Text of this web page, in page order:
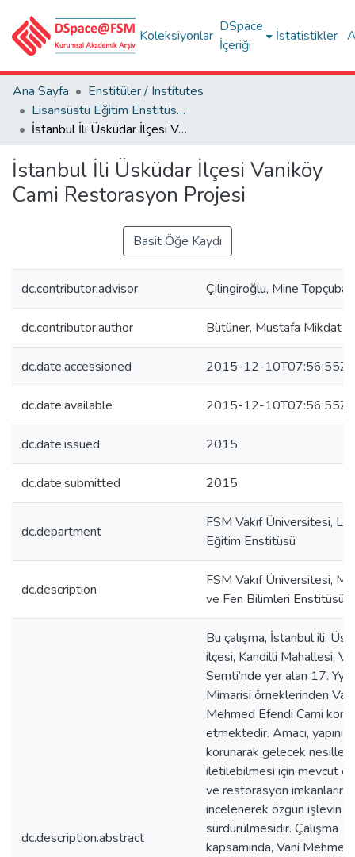
Koleksiyonlar
DSpace
İçeriği
İstatistikler
Ana Sayfa
Enstitüler / Institutes
Lisansüstü Eğitim Enstitüsü Tez Koleksiyonu
İstanbul İli Üsküdar İlçesi Vaniköy Cami Restorasyon Projesi
İstanbul İli Üsküdar İlçesi Vaniköy
Cami Restorasyon Projesi
Basit Öğe Kaydı
dc.contributor.advisor Çilingiroğlu, Mine
dc.contributor.author Bütüner, Mustafa Mikdat
dc.date.accessioned 2015-12-10T07:56:55Z
dc.date.available 2015-12-10T07:56:55Z
dc.date.issued 2015
dc.date.submitted 2015
dc.department
FSM Vakıf Üniversitesi,
Eğitim Enstitüsü
dc.description
FSM Vakıf Üniversitesi,
ve Fen Bilimleri Enstitüsü
dc.description.abstract
Bu çalışma, İstanbul ili,
ilçesi, Kandilli Mahallesi,
Semti’nde yer alan 17. Yy.
Mimarisi örneklerinden Vani
Mehmed Efendi Cami konu
etmektedir. Amacı, yapının
korunarak gelecek nesillere
iletilebilmesi için mevcut
ve restorasyon imkanlarının
incelenerek özgün işlevin
sürdürülmesidir. Çalışma
kapsamında, Vani